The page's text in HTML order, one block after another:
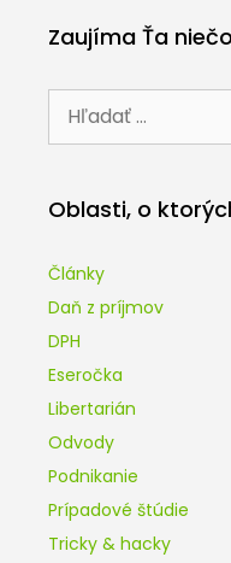
Zaujíma Ťa
Oblasti, o
Články
Daň z príjmov
DPH
Eseročka
Libertarián
Odvody
Podnikanie
Prípadové štúdie
Tricky & hacky